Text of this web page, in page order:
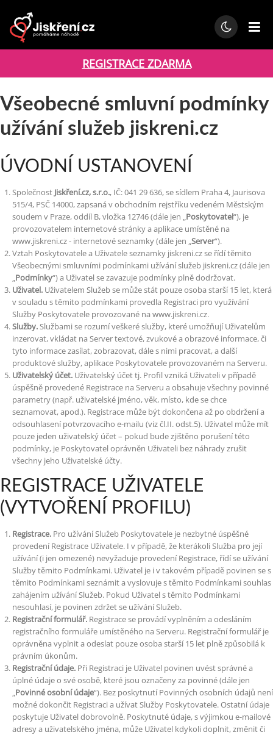
REGISTRACE ZDARMA
Všeobecné smluvní podmínky
užívání služeb jiskreni.cz
ÚVODNÍ USTANOVENÍ
Společnost Jiskření.cz, s.r.o., IČ: 041 29 636, se sídlem Praha 4, Jaurisova
515/4, PSČ 14000, zapsaná v obchodním rejstříku vedeném Městským
soudem v Praze, oddíl B, vložka 12746 (dále jen „Poskytovatel“), je
provozovatelem internetové stránky a aplikace umístěné na
www.jiskreni.cz - internetové seznamky (dále jen „Server“).
Vztah Poskytovatele a Uživatele seznamky jiskreni.cz se řídí těmito
Všeobecnými smluvními podmínkami užívání služeb jiskreni.cz (dále jen
„Podmínky“) a Uživatel se zavazuje podmínky plně dodržovat.
Uživatel. Uživatelem Služeb se může stát pouze osoba starší 15 let, která
v souladu s těmito podmínkami provedla Registraci pro využívání
Služby Poskytovatele provozované na www.jiskreni.cz.
Služby.Službami se rozumí veškeré služby, které umožňují Uživatelům
inzerovat, vkládat na Server textové, zvukové a obrazové informace, či
tyto informace zasílat, zobrazovat, dále s nimi pracovat, a další
produktové služby, aplikace Poskytovatele provozovaném na Serveru.
Uživatelský účet. Uživatelský účet tj. Profil vzniká Uživateli v případě
úspěšně provedené Registrace na Serveru a obsahuje všechny povinné
parametry (např. uživatelské jméno, věk, místo, kde se chce
seznamovat, apod.). Registrace může být dokončena až po obdržení a
odsouhlasení potvrzovacího e-mailu (viz čl.II. odst.5). Uživatel může mít
pouze jeden uživatelský účet – pokud bude zjištěno porušení této
podmínky, je Poskytovatel oprávněn Uživateli bez náhrady zrušit
všechny jeho Uživatelské účty.
REGISTRACE UŽIVATELE
(VYTVOŘENÍ PROFILU)
Registrace. Pro užívání Služeb Poskytovatele je nezbytné úspěšné
provedení Registrace Uživatele. I v případě, že kterákoli Služba pro její
užívání (i jen omezené) nevyžaduje provedení Registrace, řídí se užívání
Služby těmito Podmínkami. Uživatel je i v takovém případě povinen se s
těmito Podmínkami seznámit a vyslovuje s těmito Podmínkami souhlas
zahájením užívání Služeb. Pokud Uživatel s těmito Podmínkami
nesouhlasí, je povinen zdržet se užívání Služeb.
Registrační formulář. Registrace se provádí vyplněním a odesláním
registračního formuláře umístěného na Serveru. Registrační formulář je
oprávněna vyplnit a odeslat pouze osoba starší 15 let plně způsobilá k
právním úkonům.
Registrační údaje. Při Registraci je Uživatel povinen uvést správné a
úplné údaje o své osobě, které jsou označeny za povinné (dále jen
„Povinné osobní údaje“). Bez poskytnutí Povinných osobních údajů není
možné dokončit Registraci a užívat Služby Poskytovatele. Ostatní údaje
poskytuje Uživatel dobrovolně. Poskytnuté údaje, s výjimkou e-mailové
adresy a uživatelského jména, může Uživatel kdykoli doplnit, změnit či